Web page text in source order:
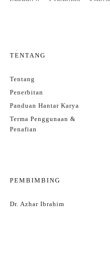
TENTANG
Tentang
Penerbitan
Panduan Hantar Karya
Terma Penggunaan &
Penafian
PEMBIMBING
Dr. Azhar Ibrahim